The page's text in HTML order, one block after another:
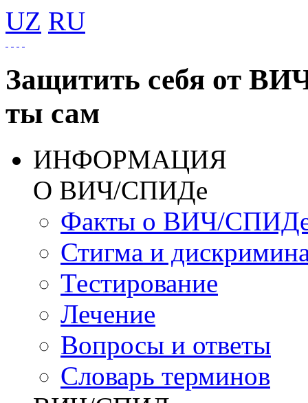
UZ RU
Защитить себя от
ты сам
ИНФОРМАЦИЯ
О ВИЧ/СПИДе
Факты о ВИЧ/
Стигма и
Тестирование
Лечение
Вопросы и ответы
Словарь терминов